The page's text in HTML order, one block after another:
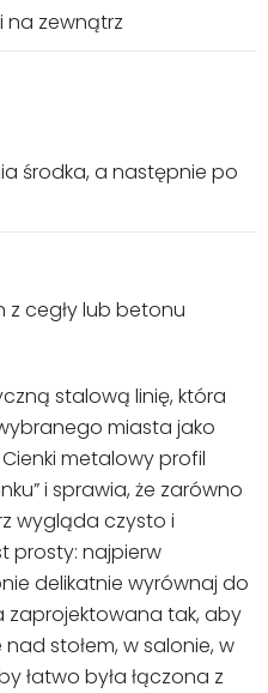
na zewnątrz
środka, a następnie po
z cegły lub betonu
stalową linię, która
miasta jako
metalowy profil
i sprawia, że zarówno
wygląda czysto i
prosty: najpierw
delikatnie wyrównaj do
zaprojektowana tak, aby
stołem, w salonie, w
łatwo była łączona z